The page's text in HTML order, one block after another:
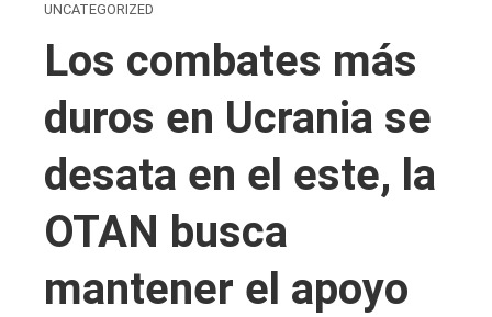
UNCATEGORIZED
Los combates más
duros en Ucrania se
desata en el este, la
OTAN busca
mantener el apoyo